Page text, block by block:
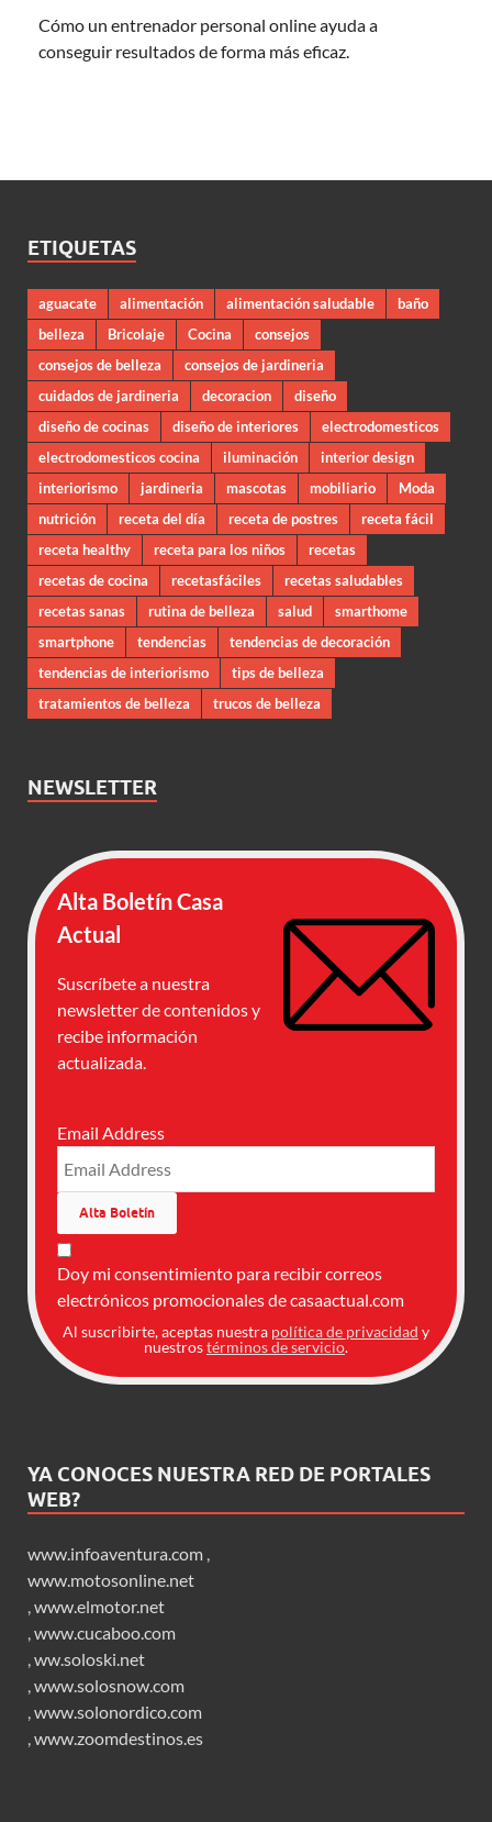
Cómo un entrenador personal online ayuda a
conseguir resultados de forma más eficaz.
ETIQUETAS
aguacate alimentación alimentación saludable
baño
belleza
Bricolaje Cocina
consejos
consejos de belleza
consejos de jardineria
cuidados de jardineria
decoracion
diseño
diseño de cocinas
diseño de interiores
electrodomesticos
electrodomesticos cocina
iluminación
interior design
interiorismo
jardineria mascotas mobiliario
Moda
nutrición
receta del día receta de postres
receta fácil
receta healthy
receta para los niños
recetas
recetas de cocina
recetasfáciles
recetas saludables
recetas sanas
rutina de belleza salud
smarthome
smartphone
tendencias
tendencias de decoración
tendencias de interiorismo
tips de belleza
tratamientos de belleza
trucos de belleza
NEWSLETTER
Alta Boletín Casa
Actual
Suscríbete a nuestra
newsletter de contenidos y
recibe información
actualizada.
Email Address
Doy mi consentimiento para recibir correos
electrónicos promocionales de casaactual.com
Al suscribirte, aceptas nuestra política de privacidad y
nuestrostérminos de servicio.
YA CONOCES NUESTRA RED DE PORTALES
WEB?
www.infoaventura.com ,
www.motosonline.net
,www.elmotor.net
,www.cucaboo.com
,ww.soloski.net
,www.solosnow.com
,www.solonordico.com
,www.zoomdestinos.es